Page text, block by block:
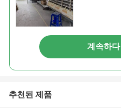
계속하다
추천된 제품